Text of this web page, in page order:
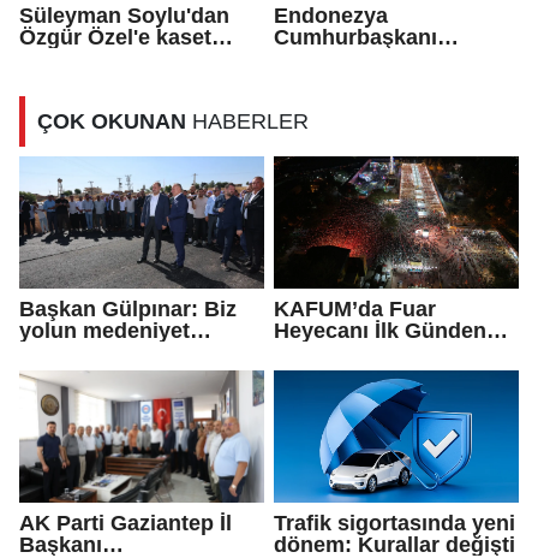
Süleyman Soylu'dan
Özgür Özel'e kaset
Endonezya
Cumhurbaşkanı
ÇOK OKUNAN HABERLER
Başkan Gülpınar: Biz
yolun medeniyet
KAFUM’da Fuar
Heyecanı İlk Günden
AK Parti Gaziantep İl
Başkanı
Trafik sigortasında yeni
dönem: Kurallar değişti